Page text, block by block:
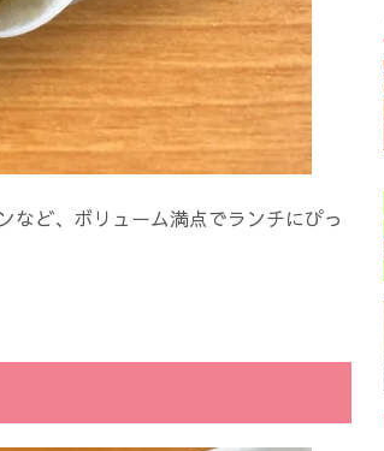
など、ボリューム満点でランチにぴっ